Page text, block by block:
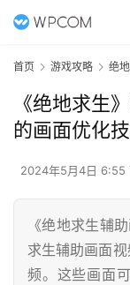
首页 游戏攻略 绝
《绝地求生
的画面优化
2024年5月4日 6:55
《绝地求生辅
求生辅助画面
频。这些画面